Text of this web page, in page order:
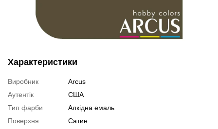
Характеристики
Виробник
Arcus
Аутентік
США
Тип фарби
Алкідна емаль
Поверхня
Сатин